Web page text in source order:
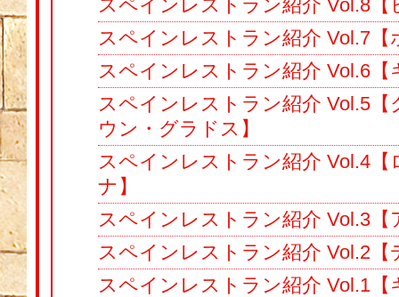
スペインレストラン紹介 Vol.8【
スペインレストラン紹介 Vol.7【
スペインレストラン紹介 Vol.6
スペインレストラン紹介 Vol.5
ウン・グラドス】
スペインレストラン紹介 Vol.4
ナ】
スペインレストラン紹介 Vol.3
スペインレストラン紹介 Vol.2【
スペインレストラン紹介 Vol.1